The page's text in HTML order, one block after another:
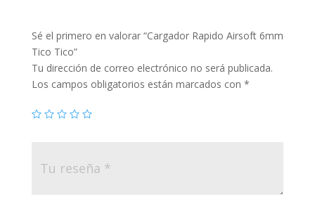
Sé el primero en valorar “Cargador Rapido Airsoft 6mm
Tico Tico”
Tu dirección de correo electrónico no será publicada.
Los campos obligatorios están marcados con *